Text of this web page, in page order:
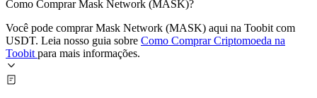
Como Comprar Mask Network (MASK)?
Você pode comprar Mask Network (MASK) aqui na Toobit com
USDT. Leia nosso guia sobre Como Comprar Criptomoeda na
Toobit para mais informações.